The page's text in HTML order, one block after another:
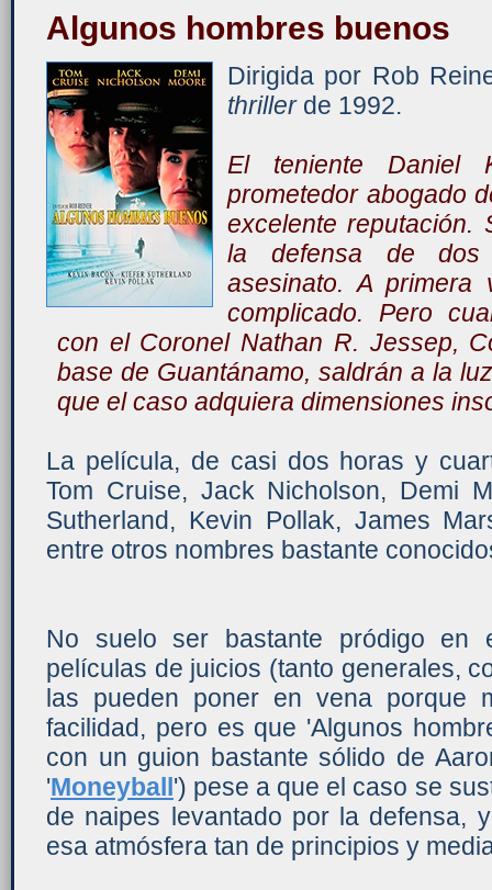
Algunos hombres buenos
Dirigida por Rob
thrillerde 1992.
El teniente Daniel
prometedor abogado
excelente reputación.
la defensa de dos
asesinato. A
complicado. Pero
con el Coronel Nathan R. Jessep,
base de Guantánamo, saldrán a la
que el caso adquiera dimensiones
La película, de casi dos horas y
Tom Cruise, Jack Nicholson, Demi
Sutherland, Kevin Pollak, James
entre otros nombres bastante
No suelo ser bastante pródigo
películas de juicios (tanto generales,
las pueden poner en vena porque
facilidad, pero es que 'Algunos
con un guion bastante sólido de
'Moneyball ') pese a que el caso se
de naipes levantado por la defensa,
esa atmósfera tan de principios y